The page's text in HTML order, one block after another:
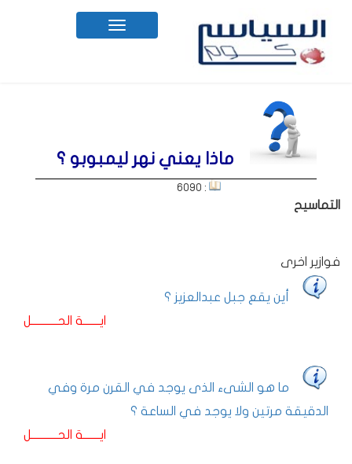
Toggle
navigation
ماذا يعني نهر ليمبوبو ؟
: 6090
التماسيح
فوازير اخرى
أين يقع جبل عبدالعزيز ؟
ايـــــــة الحـــــــــــل
ما هو الشىء الذى يوجد في القرن مرة وفي
الدقيقة مرتين ولا يوجد في الساعة ؟
ايـــــــة الحـــــــــــل